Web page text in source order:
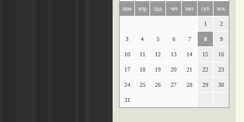
пон втр срд чет пят суб вск
1 2
3 4 5 6 7 8 9
10 11 12 13 14 15 16
17 18 19 20 21 22 23
24 25 26 27 28 29 30
31